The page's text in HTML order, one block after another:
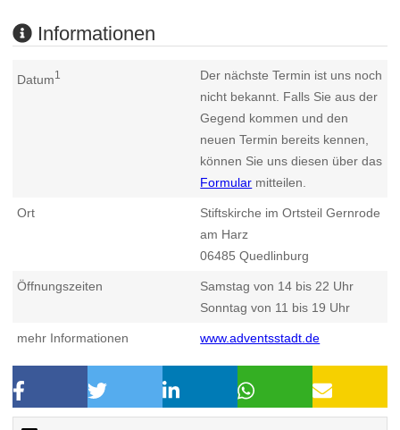
Informationen
Datum1
Der nächste Termin ist uns noch
nicht bekannt. Falls Sie aus der
Gegend kommen und den
neuen Termin bereits kennen,
können Sie uns diesen über das
Formular mitteilen.
Ort
Stiftskirche im Ortsteil Gernrode
am Harz
06485 Quedlinburg
Öffnungszeiten
Samstag von 14 bis 22 Uhr
Sonntag von 11 bis 19 Uhr
mehr Informationen www.adventsstadt.de